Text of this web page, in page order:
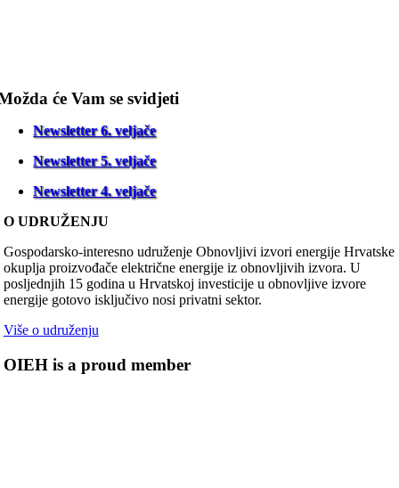
će Vam se svidjeti
Newsletter 6. veljače
Newsletter 5. veljače
Newsletter 4. veljače
O UDRUŽENJU
Gospodarsko-interesno udruženje Obnovljivi izvori energije Hrvatske
okuplja proizvođače električne energije iz obnovljivih izvora. U
posljednjih 15 godina u Hrvatskoj investicije u obnovljive izvore
energije gotovo isključivo nosi privatni sektor.
Više o udruženju
OIEH is a proud member